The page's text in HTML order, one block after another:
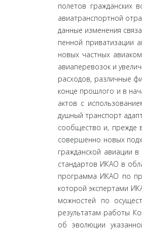
полетов гражданских
авиатранспортной
данные изменения
пенной приватизации
новых частных
авиаперевозок и
расходов, различные
конце прошлого и в
актов с
душный транспорт
сообщество и, прежде
совершенно новых
гражданской авиации
стандартов ИКАО в
программа ИКАО по
которой экспертами
можностей по
результатам работы
об эволюции